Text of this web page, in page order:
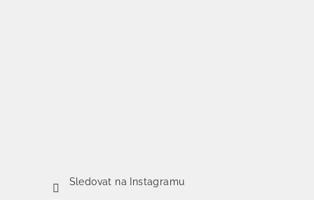
Sledovat na Instagramu